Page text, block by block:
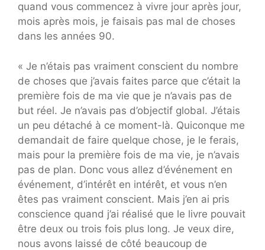
quand vous commencez à vivre jour après jour,
mois après mois, je faisais pas mal de choses
dans les années 90.
« Je n’étais pas vraiment conscient du nombre
de choses que j’avais faites parce que c’était la
première fois de ma vie que je n’avais pas de
but réel. Je n’avais pas d’objectif global. J’étais
un peu détaché à ce moment-là. Quiconque me
demandait de faire quelque chose, je le ferais,
mais pour la première fois de ma vie, je n’avais
pas de plan. Donc vous allez d’événement en
événement, d’intérêt en intérêt, et vous n’en
êtes pas vraiment conscient. Mais j’en ai pris
conscience quand j’ai réalisé que le livre pouvait
être deux ou trois fois plus long. Je veux dire,
nous avons laissé de côté beaucoup de